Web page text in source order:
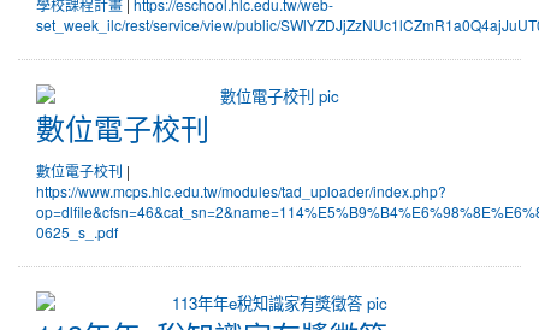
學校課程計畫 | https://eschool.hlc.edu.tw/web-
set_week_ilc/rest/service/view/public/
數位電子校刊
數位電子校刊 |
https://www.mcps.hlc.edu.tw/modules/tad_uploader/index.php?
0625_s_.pdf
113年年e稅知識家有獎徵答